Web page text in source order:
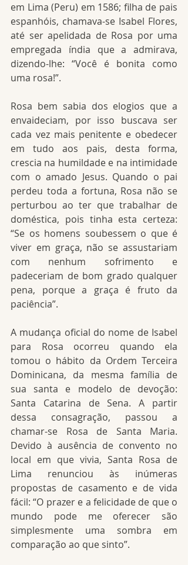
em Lima (Peru) em 1586; filha de pais
espanhóis, chamava-se Isabel Flores,
até ser apelidada de Rosa por uma
empregada índia que a admirava,
dizendo-lhe: “Você é bonita como
uma rosa!”.
Rosa bem sabia dos elogios que a
envaideciam, por isso buscava ser
cada vez mais penitente e obedecer
em tudo aos pais, desta forma,
crescia na humildade e na intimidade
com o amado Jesus. Quando o pai
perdeu toda a fortuna, Rosa não se
perturbou ao ter que trabalhar de
doméstica, pois tinha esta certeza:
“Se os homens soubessem o que é
viver em graça, não se assustariam
com nenhum sofrimento e
padeceriam de bom grado qualquer
pena, porque a graça é fruto da
paciência”.
A mudança oficial do nome de Isabel
para Rosa ocorreu quando ela
tomou o hábito da Ordem Terceira
Dominicana, da mesma família de
sua santa e modelo de devoção:
Santa Catarina de Sena. A partir
dessa consagração, passou a
chamar-se Rosa de Santa Maria.
Devido à ausência de convento no
local em que vivia, Santa Rosa de
Lima renunciou às inúmeras
propostas de casamento e de vida
fácil: “O prazer e a felicidade de que o
mundo pode me oferecer são
simplesmente uma sombra em
comparação ao que sinto”.